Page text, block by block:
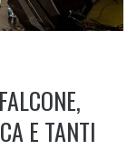
E TANTI